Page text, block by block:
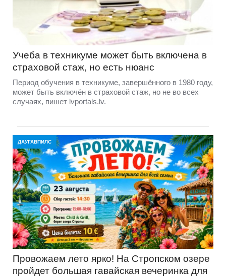
Учеба в техникуме может быть включена в
страховой стаж, но есть нюанс
Период обучения в техникуме, завершённого в 1980 году,
может быть включён в страховой стаж, но не во всех
случаях, пишет lvportals.lv.
ДАУГАВПИЛС
Провожаем лето ярко! На Стропском озере
пройдет большая гавайская вечеринка для